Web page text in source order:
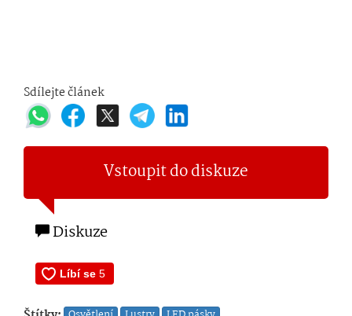
Sdílejte článek
Vstoupit do diskuze
Diskuze